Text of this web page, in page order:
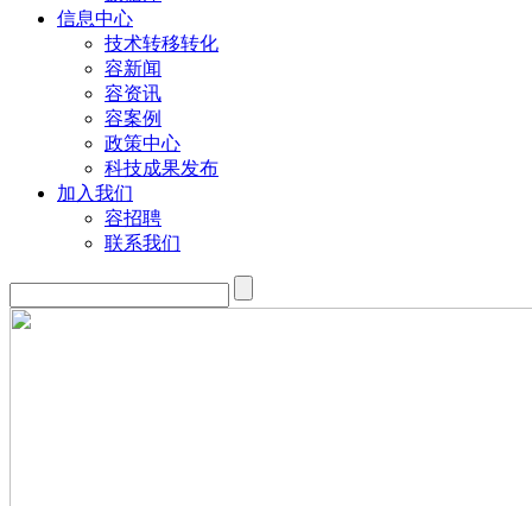
信息中心
技术转移转化
容新闻
容资讯
容案例
政策中心
科技成果发布
加入我们
容招聘
联系我们